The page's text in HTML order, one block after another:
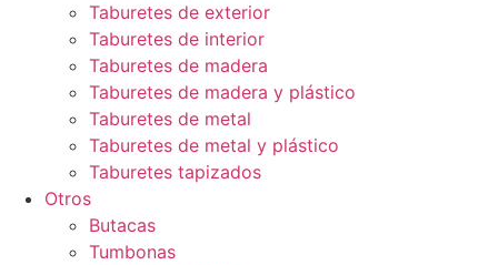
Taburetes de exterior
Taburetes de interior
Taburetes de madera
Taburetes de madera y plástico
Taburetes de metal
Taburetes de metal y plástico
Taburetes tapizados
Otros
Butacas
Tumbonas